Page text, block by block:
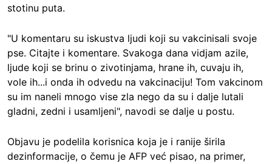
stotinu puta.
"U komentaru su iskustva ljudi koji su vakcinisali svoje
pse. Citajte i komentare. Svakoga dana vidjam azile,
ljude koji se brinu o zivotinjama, hrane ih, cuvaju ih,
vole ih...i onda ih odvedu na vakcinaciju! Tom vakcinom
su im naneli mnogo vise zla nego da su i dalje lutali
gladni, zedni i usamljeni", navodi se dalje u postu.
Objavu je podelila korisnica koja je i ranije širila
dezinformacije, o čemu je AFP već pisao, na primer,